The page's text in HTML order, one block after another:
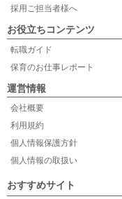
採用ご担当者様へ
お役立ちコンテンツ
転職ガイド
保育のお仕事レポート
運営情報
会社概要
利用規約
個人情報保護方針
個人情報の取扱い
おすすめサイト